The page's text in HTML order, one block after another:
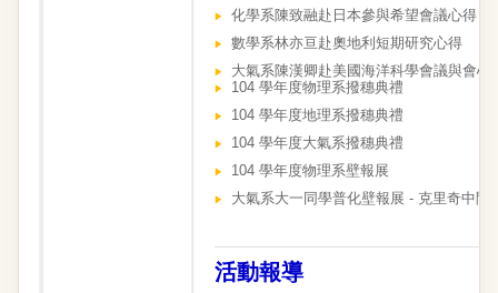
化學系陳致融赴日本參與希望會議心得
數學系林亦亘赴奧地利短期研究心得
大氣系陳漢卿赴美國海洋科學會議與會心
104 學年度物理系撥穗典禮
104 學年度地理系撥穗典禮
104 學年度大氣系撥穗典禮
104 學年度物理系壁報展
大氣系大一同學普化壁報展 - 克里奇中間
活動報導